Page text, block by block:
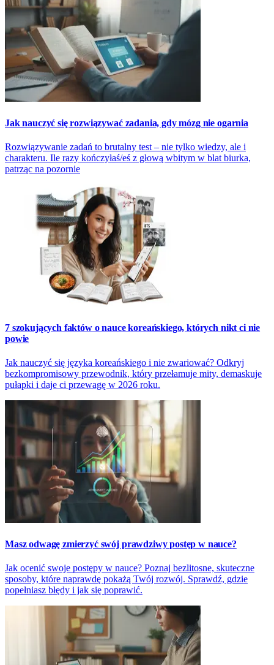
Jak nauczyć się rozwiązywać zadania, gdy mózg nie ogarnia
Rozwiązywanie zadań to brutalny test – nie tylko wiedzy, ale i
charakteru. Ile razy kończyłaś/eś z głową wbitym w blat biurka,
patrząc na pozornie
7 szokujących faktów o nauce koreańskiego, których nikt ci nie
powie
Jak nauczyć się języka koreańskiego i nie zwariować? Odkryj
bezkompromisowy przewodnik, który przełamuje mity, demaskuje
pułapki i daje ci przewagę w 2026 roku.
Masz odwagę zmierzyć swój prawdziwy postęp w nauce?
Jak ocenić swoje postępy w nauce? Poznaj bezlitosne, skuteczne
sposoby, które naprawdę pokażą Twój rozwój. Sprawdź, gdzie
popełniasz błędy i jak się poprawić.